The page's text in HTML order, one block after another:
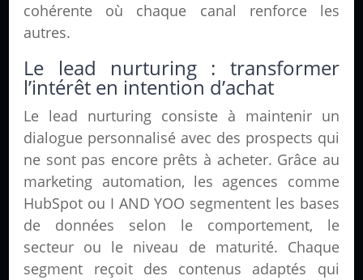
cohérente où chaque canal renforce les
autres.
Le lead nurturing : transformer
l’intérêt en intention d’achat
Le lead nurturing consiste à maintenir un
dialogue personnalisé avec des prospects qui
ne sont pas encore prêts à acheter. Grâce au
marketing automation, les agences comme
HubSpot ou I AND YOO segmentent les bases
de données selon le comportement, le
secteur ou le niveau de maturité. Chaque
segment reçoit des contenus adaptés qui